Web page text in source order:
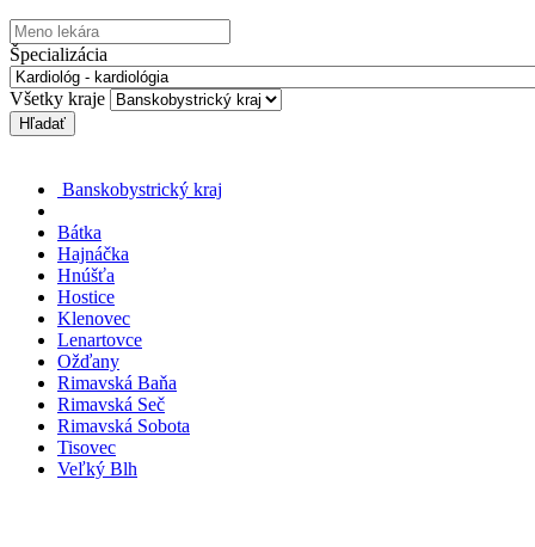
Špecializácia
Všetky kraje
Hľadať
Banskobystrický kraj
Bátka
Hajnáčka
Hnúšťa
Hostice
Klenovec
Lenartovce
Ožďany
Rimavská Baňa
Rimavská Seč
Rimavská Sobota
Tisovec
Veľký Blh